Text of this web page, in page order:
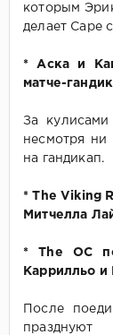
которым
делает Саре
* Аска и
матче-
За
несмотря ни
на гандикап.
* The Viking
Митчелла
* The OC
Каррилльо и
После